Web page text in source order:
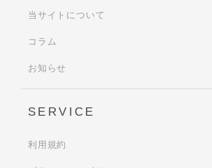
当サイトについて
コラム
お知らせ
SERVICE
利用規約